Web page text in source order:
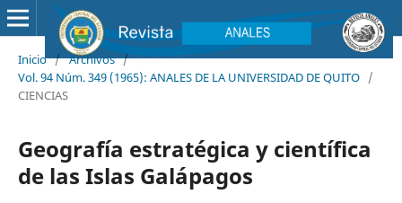
Inicio / Archivos /
Vol. 94 Núm. 349 (1965): ANALES DE LA UNIVERSIDAD DE QUITO /
CIENCIAS
Geografía estratégica y científica
de las Islas Galápagos